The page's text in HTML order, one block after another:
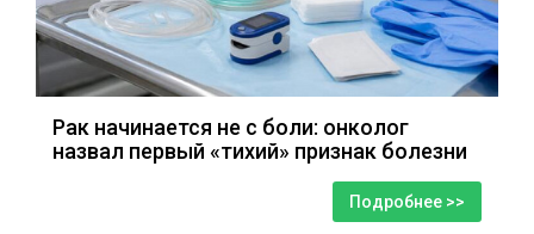
Рак начинается не с боли: онколог
назвал первый «тихий» признак болезни
Подробнее >>